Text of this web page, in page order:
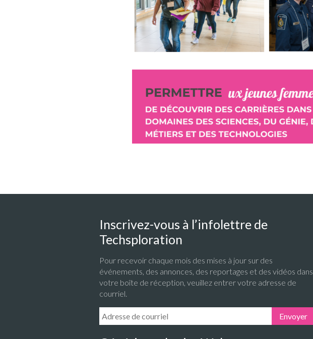
Inscrivez-vous à l’infolettre de
Techsploration
Pour recevoir chaque mois des mises à jour sur des
événements, des annonces, des reportages et des vidéos dans
votre boîte de réception, veuillez entrer votre adresse de
courriel.
Email Address: Envoyer